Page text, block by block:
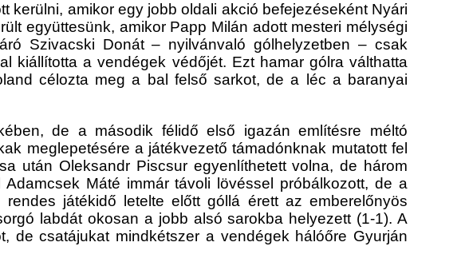
kerülni, amikor egy jobb oldali akció befejezéseként Nyári
együttesünk, amikor Papp Milán adott mesteri mélységi
Szivacski Donát – nyilvánvaló gólhelyzetben – csak
kiállította a vendégek védőjét. Ezt hamar gólra válthatta
célozta meg a bal felső sarkot, de a léc a baranyai
de a második félidő első igazán említésre méltó
meglepetésére a játékvezető támadónknak mutatott fel
után Oleksandr Piscsur egyenlíthetett volna, de három
Máté immár távoli lövéssel próbálkozott, de a
játékidő letelte előtt góllá érett az emberelőnyös
labdát okosan a jobb alsó sarokba helyezett (1-1). A
de csatájukat mindkétszer a vendégek hálóőre Gyurján